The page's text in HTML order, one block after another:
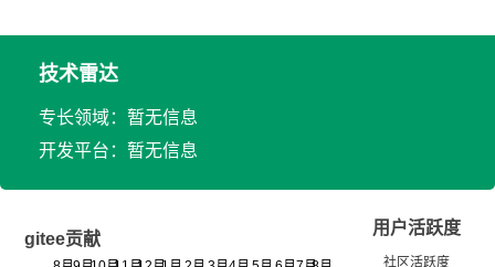
技术雷达
专长领域：暂无信息
开发平台：暂无信息
gitee贡献
用户活跃度